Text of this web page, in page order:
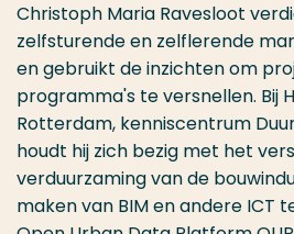
Christoph Maria Ravesloot
zelfsturende en zelflerende
en gebruikt de inzichten om
programma's te versnellen. Bij
Rotterdam, kenniscentrum
houdt hij zich bezig met het
verduurzaming van de
maken van BIM en andere ICT